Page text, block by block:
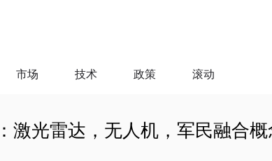
市场 技术 政策 滚动
激光雷达，无人机，军民融合